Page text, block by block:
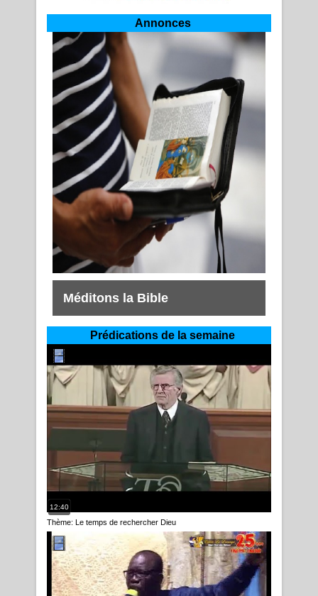
Annonces
Méditons la Bible
Prédications de la semaine
12:40
Thème: Le temps de rechercher Dieu